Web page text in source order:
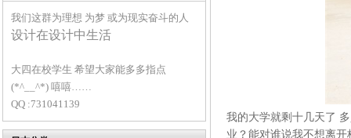
我们这群为理想 为梦 或为现实奋斗的人
设计在设计中生活
大四在校学生 希望大家能多多指点
(*^__^*) 嘻嘻……
QQ :731041139
我的大学就剩十几天了
业？能对谁说我不想离